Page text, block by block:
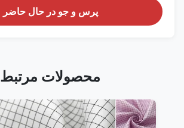
پرس و جو در حال حاضر
محصولات مرتبط